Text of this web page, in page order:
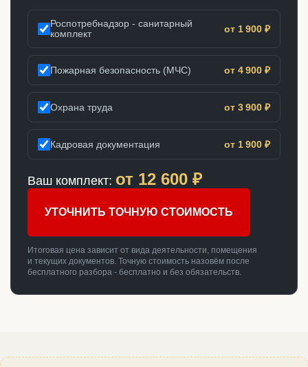
Роспотребнадзор - санитарный
комплект
от 1 900 ₽
Пожарная безопасность (МЧС) от 4 900 ₽
Охрана труда от 3 900 ₽
Кадровая документация от 1 900 ₽
Ваш комплект: от 12 600 ₽
УТОЧНИТЬ ТОЧНУЮ СТОИМОСТЬ
Итоговая цена зависит от вида деятельности, помещения
и текущих документов. Точную стоимость назовём после
бесплатного разбора - бесплатно и без обязательств.